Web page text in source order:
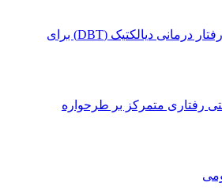
کارگاه تخصصی آموزش رفتار درمانی دیالکتیک (DBT) برای
رفتاری متمرکز بر طرحواره